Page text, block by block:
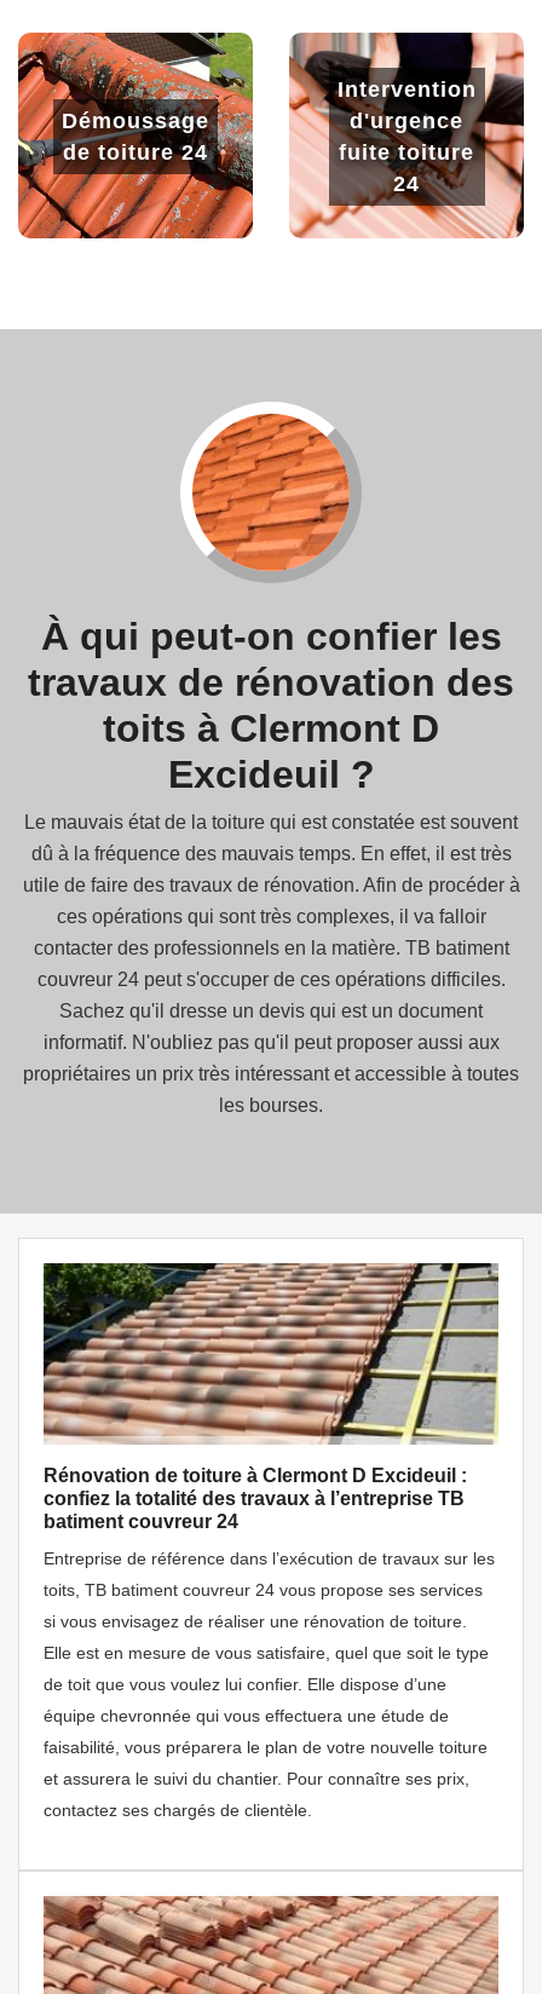
Démoussage
de toiture 24
Intervention
d'urgence
fuite toiture
24
À qui peut-on confier les
travaux de rénovation des
toits à Clermont D
Excideuil ?
Le mauvais état de la toiture qui est constatée est souvent
dû à la fréquence des mauvais temps. En effet, il est très
utile de faire des travaux de rénovation. Afin de procéder à
ces opérations qui sont très complexes, il va falloir
contacter des professionnels en la matière. TB batiment
couvreur 24 peut s'occuper de ces opérations difficiles.
Sachez qu'il dresse un devis qui est un document
informatif. N'oubliez pas qu'il peut proposer aussi aux
propriétaires un prix très intéressant et accessible à toutes
les bourses.
Rénovation de toiture à Clermont D Excideuil :
confiez la totalité des travaux à l’entreprise TB
batiment couvreur 24
Entreprise de référence dans l’exécution de travaux sur les
toits, TB batiment couvreur 24 vous propose ses services
si vous envisagez de réaliser une rénovation de toiture.
Elle est en mesure de vous satisfaire, quel que soit le type
de toit que vous voulez lui confier. Elle dispose d’une
équipe chevronnée qui vous effectuera une étude de
faisabilité, vous préparera le plan de votre nouvelle toiture
et assurera le suivi du chantier. Pour connaître ses prix,
contactez ses chargés de clientèle.